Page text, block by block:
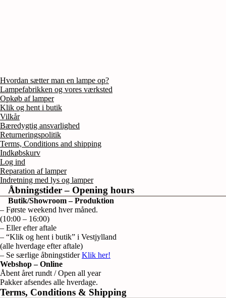
Hvordan sætter man en lampe op?
Lampefabrikken og vores værksted
Opkøb af lamper
Klik og hent i butik
Vilkår
Bæredygtig ansvarlighed
Returneringspolitik
Terms, Conditions and shipping
Indkøbskurv
Log ind
Reparation af lamper
Indretning med lys og lamper
Åbningstider – Opening hours
Butik/Showroom – Produktion
– Første weekend hver måned.
(10:00 – 16:00)
– Eller efter aftale
– “Klik og hent i butik” i Vestjylland
(alle hverdage efter aftale)
– Se særlige åbningstiderKlik her!
Webshop – Online
Åbent året rundt / Open all year
Pakker afsendes alle hverdage.
Terms, Conditions & Shipping